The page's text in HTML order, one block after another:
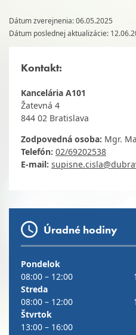
Dátum zverejnenia: 06.05.2025
Dátum poslednej aktualizácie:
Kontakt:
Kancelária A101
Žatevná 4
844 02 Bratislava
Zodpovedná osoba: Mgr.
Telefón: 02/69202538
E-mail:
Úradné hodiny
Pondelok
08:00 – 12:00
Streda
08:00 – 12:00
Štvrtok
13:00 – 16:00